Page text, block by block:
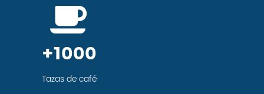
+1000
Tazas de café